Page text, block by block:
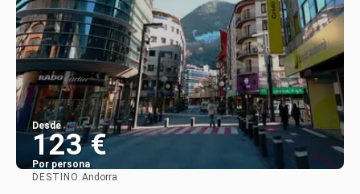
Desde
123 €
Por persona
DESTINO:Andorra